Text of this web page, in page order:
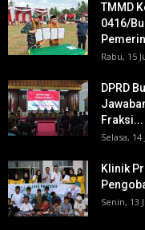
TMMD
0416/
Rabu, 15
DPRD
Fraksi...
Selasa, 14
Klinik
Senin, 13